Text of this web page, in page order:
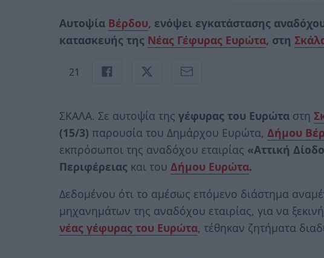
Αυτοψία Βέρδου, ενόψει εγκατάστασης
κατασκευής της Νέας Γέφυρας Ευρώτα, στη
21
ΣΚΑΛΑ. Σε αυτοψία της γέφυρας του Ευρώτα στη
(15/3) παρουσία του Δημάρχου Ευρώτα, Δήμου
εκπρόσωποι της αναδόχου εταιρίας «Αττική
Περιφέρειας και του Δήμου Ευρώτα.
Δεδομένου ότι το αμέσως επόμενο διάστημα
μηχανημάτων της αναδόχου εταιρίας, για να
νέας γέφυρας του Ευρώτα, τέθηκαν ζητήματα